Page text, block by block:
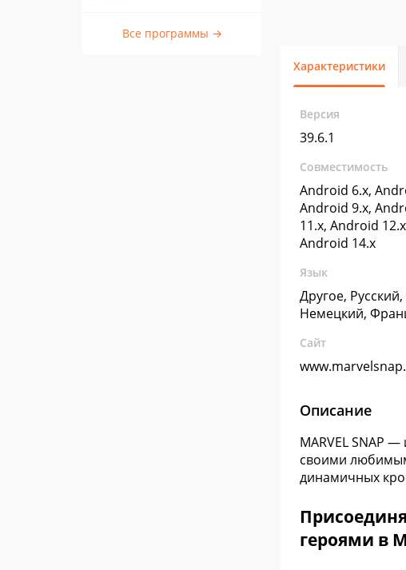
Все программы →
Характеристики
Версия
39.6.1
Совместимость
Android 6.x,
Android 9.x,
11.x, Android
Android 14.x
Язык
Другое,
Немецкий,
Сайт
Описание
MARVEL SNAP
своими
динамичных
героями в